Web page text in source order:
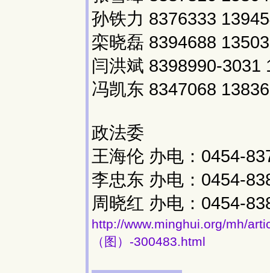
孙铁力 8376333
栾晓磊 8394688
闫洪斌 8398990-3031
冯凯东 8347068
政法委
王海伦 办电：0454-
李忠东 办电：0454-
周晓红 办电：0454-
http://www.minghui.org/mh/
（图）-300483.html